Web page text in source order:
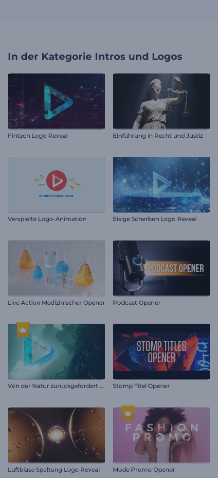
In der Kategorie Intros und Logos
Fintech Logo Reveal Einführung in Recht und Justiz
Verspielte Logo-Animation Eisige Scherben Logo Reveal
Live Action Medizinischer Opener Podcast Opener
V
on der Natur zurückgefordert Logoenthüllung Stomp Titel Opener
Luftblase Spaltung Logo Reveal Mode Promo Opener